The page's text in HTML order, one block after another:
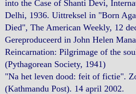
into the Case of Shanti Devi,
Delhi, 1936. Uittreksel in "Born
Died", The American Weekly, 12
Gereproduceerd in John Helen
Reincarnation: Pilgrimage of the
(Pythagorean Society, 1941)
"Na het leven dood: feit of fictie".
(Kathmandu Post). 14 april 2002.